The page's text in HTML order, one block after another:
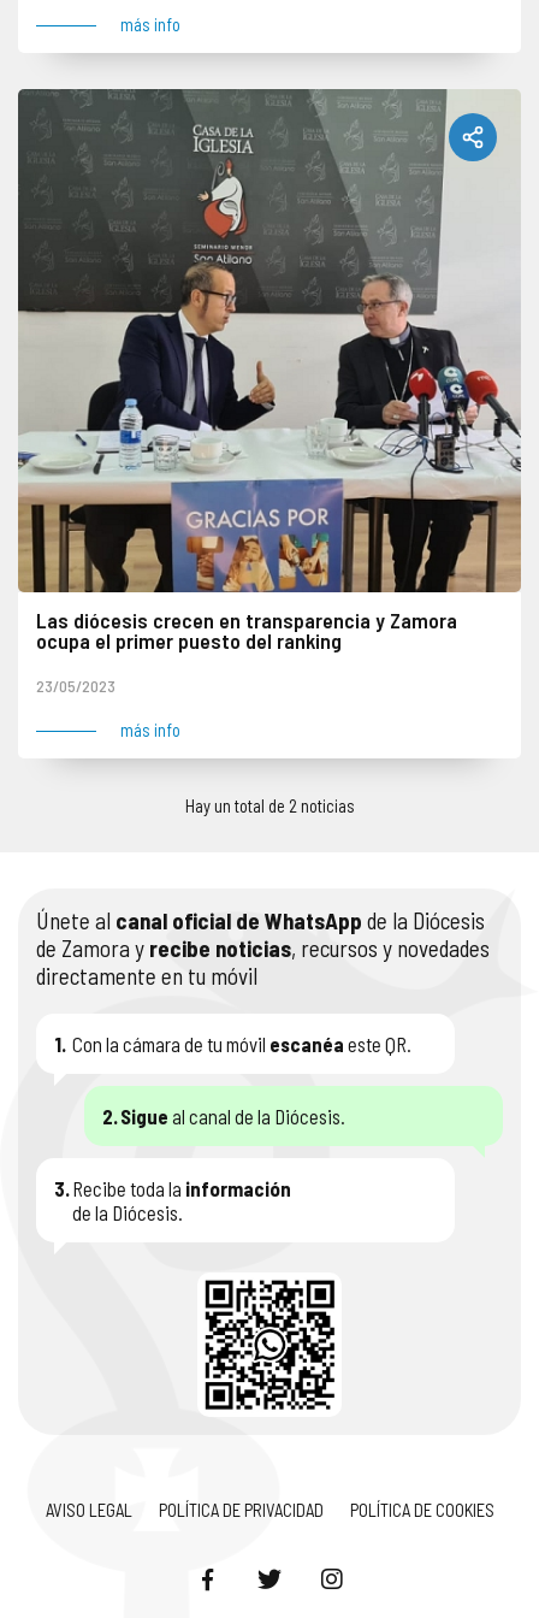
más info
Las diócesis crecen en transparencia y Zamora
ocupa el primer puesto del ranking
23/05/2023
más info
Hay un total de 2 noticias
Únete al canal oficial de WhatsApp de la Diócesis
de Zamora y recibe noticias, recursos y novedades
directamente en tu móvil
1. Con la cámara de tu móvil escanéa este QR.
2.Sigue al canal de la Diócesis.
3.Recibe toda la información
de la Diócesis.
AVISO LEGAL POLÍTICA DE PRIVACIDAD POLÍTICA DE COOKIES